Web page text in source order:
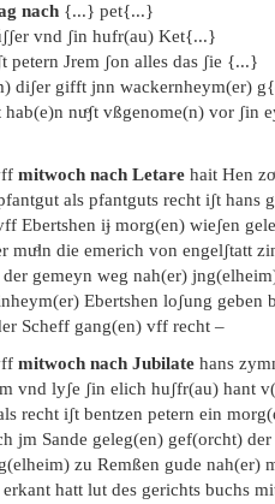
nach {...} pet{...}
vnd ʃin hufr(au) Ket{...}
petern Jrem ʃon alles das ʃie {...}
diʃer gifft jnn wackernheym(er)
nuͦʃt vßgenome(n) vor ʃin
mitwoch nach Letare hait Hen
als pfantguts recht iʃt hans
Ebertshen iɉ morg(en) wieʃen
muͦln die emerich von engelʃtatt
gemeyn weg nah(er)
Ebertshen loʃung geben
Scheff gang(en) vff recht –
mitwoch nach Jubilate hans
vnd lyʃe ʃin elich huʃfr(au) hant
recht iʃt bentzen petern ein
jm Sande geleg(en) gef(orcht)
zu Remßen gude nah(er)
hatt lut des gerichts buchs